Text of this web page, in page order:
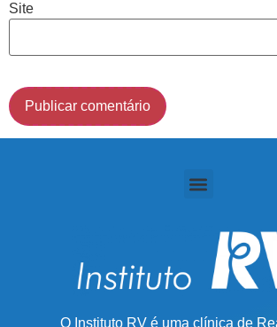
Site
O Instituto RV é uma clínica de
Demais Localidades: